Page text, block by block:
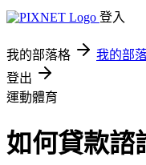
登入
我的部落格 我的部
登出
運動體育
如何貸款諮